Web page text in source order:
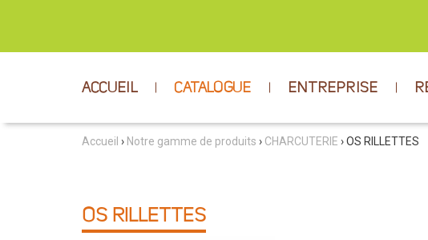
ACCUEIL CATALOGUE ENTREPRISE
Accueil › Notre gamme de produits › CHARCUTERIE › OS RILLETTES
OS RILLETTES